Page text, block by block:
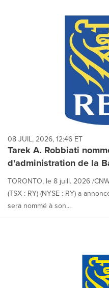
08 JUIL, 2026, 12:46 ET
Tarek A. Robbiati
d'administration de la
TORONTO, le 8 juill. 2026 /
(TSX : RY) (NYSE : RY) a
sera nommé à son...